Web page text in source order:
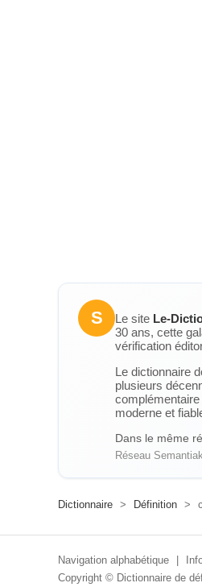
S Le site Le-
30 ans, cette
vérification
Le dictionnaire
plusieurs
moderne et
Dans le même
Réseau
Dictionnaire > Définition >
Navigation alphabétique
Copyright © Dictionnaire de